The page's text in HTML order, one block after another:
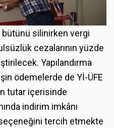
bütünü silinirken vergi
cezalarının yüzde
Yapılandırma
ödemelerde de Yİ-ÜFE
tutar içerisinde
indirim imkânı
tercih etmekte